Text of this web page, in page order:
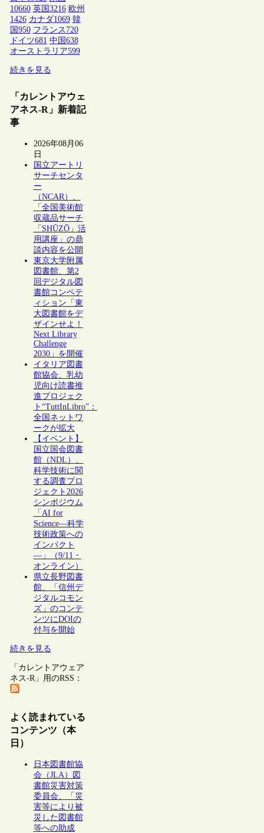
10660 英国 3216 欧州
1426 カナダ1069 韓
国 950 フランス 720
ドイツ681 中国 638
オーストラリア599
続きを見る
「カレントアウェ
アネス-R」新着記
事
2026年08月06
日
国立アートリ
サーチセンタ
ー
（NCAR）、
「全国美術館
収蔵品サーチ
「SHŪZŌ」活
用講座」の鼎
談内容を公開
東京大学附属
図書館、第2
回デジタル図
書館コンペテ
ィション「東
大図書館をデ
ザインせよ！
Next Library
Challenge
2030」を開催
イタリア図書
館協会、乳幼
児向け読書推
進プロジェク
ト“TuttInLibro”：
全国ネットワ
ークが拡大
【イベント】
国立国会図書
館（NDL）、
科学技術に関
する調査プロ
ジェクト2026
シンポジウム
「AI for
Science―科学
技術政策への
インパクト
―」（9/11・
オンライン）
県立長野図書
館、「信州デ
ジタルコモン
ズ」のコンテ
ンツにDOIの
付与を開始
続きを見る
「カレントアウェア
ネス-R」用のRSS：
よく読まれている
コンテンツ（本
日）
日本図書館協
会（JLA）図
書館災害対策
委員会、「災
害等により被
災した図書館
等への助成